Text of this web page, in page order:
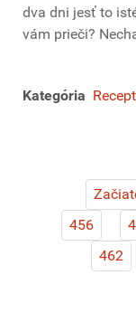
dva dni jesť to
vám prieči?
Kategória
456
462